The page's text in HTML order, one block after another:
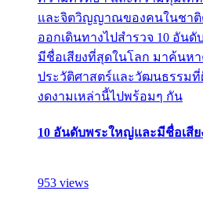
และจิตวิญญาณของคนในชาติ
ออกเดินทางไปสำรวจ 10 อัน
มีชื่อเสียงที่สุดในโลก มาค้นห
ประวัติศาสตร์และวัฒนธรรมที่
งดงามเหล่านี้ไปพร้อมๆ กัน
10 อันดับพระใหญ่และมีชื่อเสี
953 views